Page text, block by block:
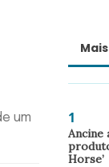
um 1
Ancine
Horse’